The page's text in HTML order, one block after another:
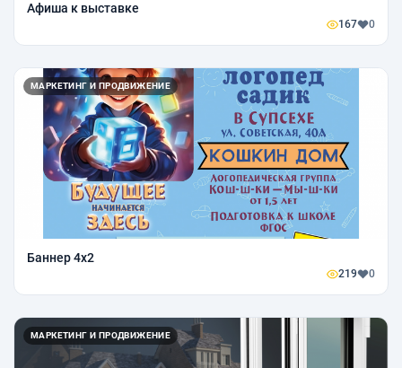
Афиша к выставке
167 0
МАРКЕТИНГ И ПРОДВИЖЕНИЕ
Баннер 4х2
219 0
МАРКЕТИНГ И ПРОДВИЖЕНИЕ